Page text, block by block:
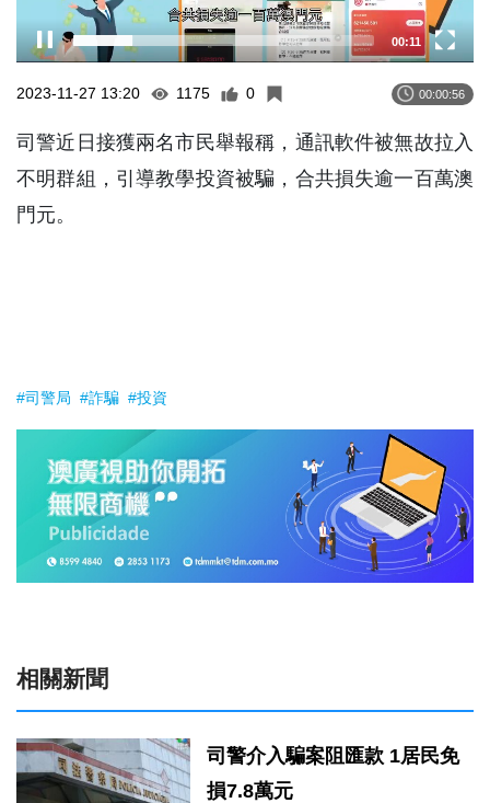
00:12
2023-11-27 13:20 1175 0 00:00:56
司警近日接獲兩名市民舉報稱，通訊軟件被無故拉入
不明群組，引導教學投資被騙，合共損失逾一百萬澳
門元。
#司警局 #詐騙 #投資
相關新聞
司警介入騙案阻匯款 1居民免
損7.8萬元